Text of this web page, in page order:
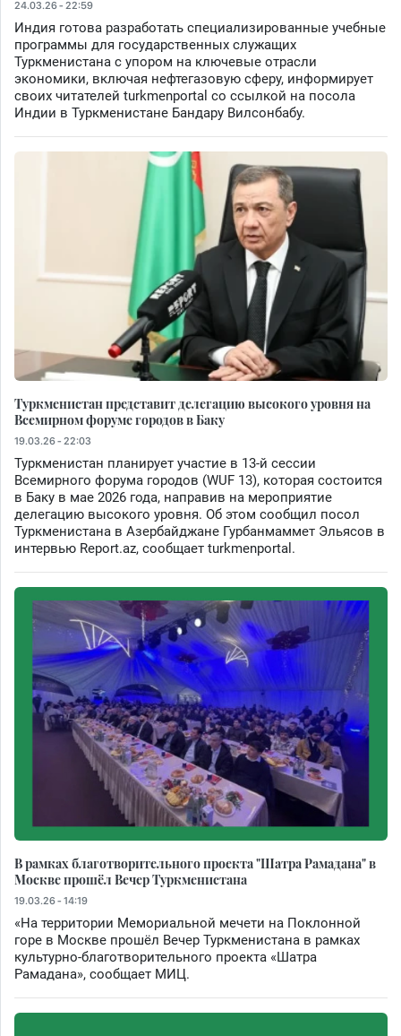
24.03.26 - 22:59
Индия готова разработать специализированные учебные
программы для государственных служащих
Туркменистана с упором на ключевые отрасли
экономики, включая нефтегазовую сферу, информирует
своих читателей turkmenportal со ссылкой на посола
Индии в Туркменистане Бандару Вилсонбабу.
Туркменистан представит делегацию высокого уровня на
Всемирном форуме городов в Баку
19.03.26 - 22:03
Туркменистан планирует участие в 13-й сессии
Всемирного форума городов (WUF 13), которая состоится
в Баку в мае 2026 года, направив на мероприятие
делегацию высокого уровня. Об этом сообщил посол
Туркменистана в Азербайджане Гурбанмаммет Эльясов в
интервью Report.az, сообщает turkmenportal.
В рамках благотворительного проекта "Шатра Рамадана" в
Москве прошёл Вечер Туркменистана
19.03.26 - 14:19
«На территории Мемориальной мечети на Поклонной
горе в Москве прошёл Вечер Туркменистана в рамках
культурно-благотворительного проекта «Шатра
Рамадана», сообщает МИЦ.